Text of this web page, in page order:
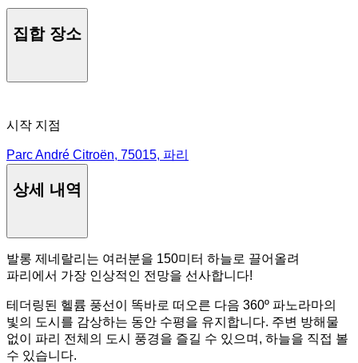
집합 장소
시작 지점
Parc André Citroën, 75015, 파리
상세 내역
발롱 제네랄리는 여러분을 150미터 하늘로 끌어올려
파리에서 가장 인상적인 전망을 선사합니다!
테더링된 헬륨 풍선이 똑바로 떠오른 다음 360º 파노라마의
빛의 도시를 감상하는 동안 수평을 유지합니다. 주변 방해물
없이 파리 전체의 도시 풍경을 즐길 수 있으며, 하늘을 직접 볼
수 있습니다.